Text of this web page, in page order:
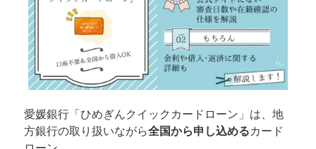
愛媛銀行「ひめぎんクイックカードローン」は、地
方銀行の取り扱いながら全国から申し込めるカード